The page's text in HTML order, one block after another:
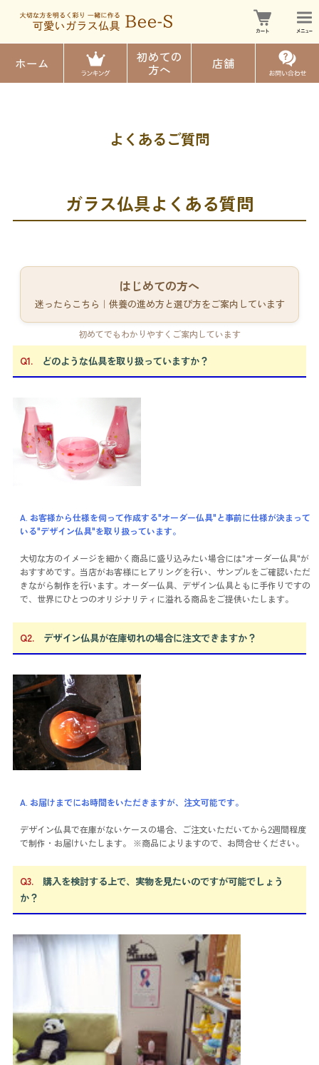
ホーム
初めての
方へ
店舗
よくあるご質問
ガラス仏具よくある質問
はじめての方へ
迷ったらこちら｜供養の進め方と選び方をご案内しています
初めてでもわかりやすくご案内しています
Q1.どのような仏具を取り扱っていますか？
A. お客様から仕様を伺って作成する"オーダー仏具"と事前に仕様が決まって
いる"デザイン仏具"を取り扱っています。
大切な方のイメージを細かく商品に盛り込みたい場合には"オーダー仏具"が
おすすめです。当店がお客様にヒアリングを行い、サンプルをご確認いただ
きながら制作を行います。オーダー仏具、デザイン仏具ともに手作りですの
で、世界にひとつのオリジナリティに溢れる商品をご提供いたします。
Q2.デザイン仏具が在庫切れの場合に注文できますか？
A. お届けまでにお時間をいただきますが、注文可能です。
デザイン仏具で在庫がないケースの場合、ご注文いただいてから2週間程度
で制作・お届けいたします。 ※商品によりますので、お問合せください。
Q3.購入を検討する上で、実物を見たいのですが可能でしょう
か？